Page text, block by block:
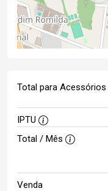
Total para Acessórios
IPTU
Total / Mês
Venda